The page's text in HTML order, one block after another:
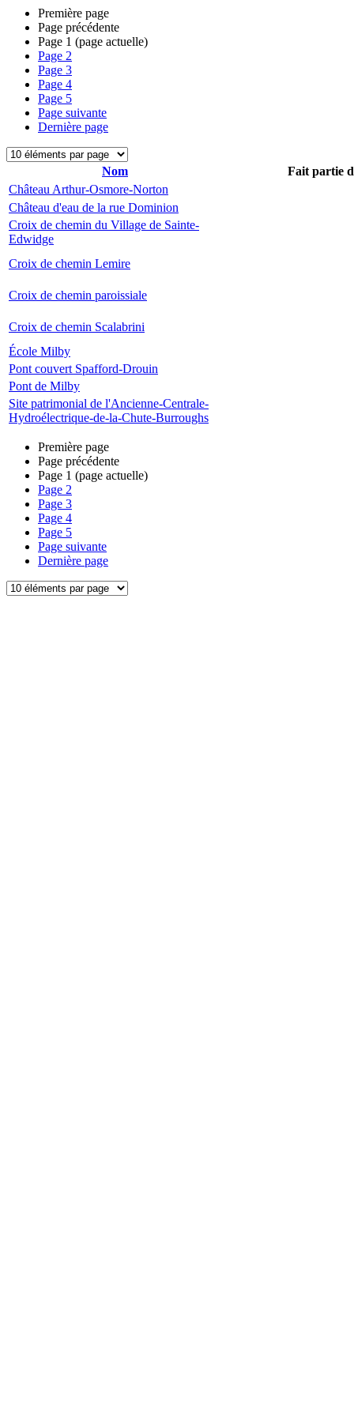
Première page
Page précédente
Page 1 (page actuelle)
Page 2
Page 3
Page 4
Page 5
Page suivante
Dernière page
Nom
Fait partie
Château Arthur-Osmore-Norton
Château d'eau de la rue Dominion
Croix de chemin du Village de Sainte-
Edwidge
Croix de chemin Lemire
Croix de chemin paroissiale
Croix de chemin Scalabrini
École Milby
Pont couvert Spafford-Drouin
Pont de Milby
Site patrimonial de l'Ancienne-Centrale-
Hydroélectrique-de-la-Chute-Burroughs
Première page
Page précédente
Page 1 (page actuelle)
Page 2
Page 3
Page 4
Page 5
Page suivante
Dernière page